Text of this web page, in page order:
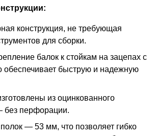
конструкция, не требующая
для сборки.
балок к стойкам на зацепах с
обеспечивает быструю и надежную
из оцинкованного
без перфорации.
— 53 мм, что позволяет гибко